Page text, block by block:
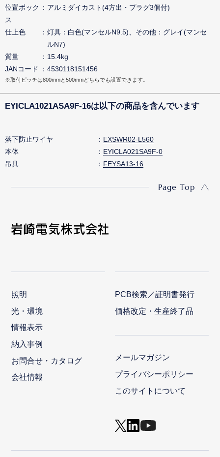
位置ボック
ス
アルミダイカスト(4方出・プラグ3個付)
仕上色
灯具：白色(マンセルN9.5)、その他：グレイ(マンセ
ルN7)
質量
15.4kg
JANコード
4530118151456
※取付ピッチは800mmと500mmどちらでも設置できます。
EYICLA1021ASA9F-16は以下の商品を含んでいます
落下防止ワイヤ
EXSWR02-L560
本体
EYICLA021SA9F-0
吊具
FEYSA13-16
Page Top
照明
光・環境
情報表示
納入事例
お問合せ・カタログ
会社情報
PCB検索／証明書発行
価格改定・生産終了品
メールマガジン
プライバシーポリシー
このサイトについて